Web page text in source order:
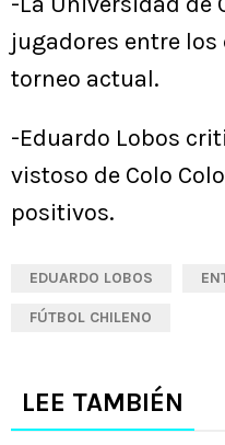
jugadores entre
torneo actual.
-Eduardo Lobos
vistoso de Colo
positivos.
EDUARDO LOBOS
FÚTBOL CHILENO
LEE TAMBIÉN